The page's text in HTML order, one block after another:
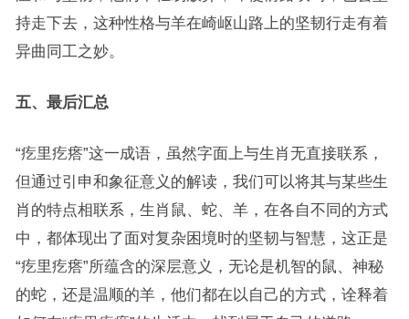
持走下去，这种性格与羊在崎岖山路上的坚韧行走有着
异曲同工之妙。
五、最后汇总
“疙里疙瘩”这一成语，虽然字面上与生肖无直接联系，
但通过引申和象征意义的解读，我们可以将其与某些生
肖的特点相联系，生肖鼠、蛇、羊，在各自不同的方式
中，都体现出了面对复杂困境时的坚韧与智慧，这正是
“疙里疙瘩”所蕴含的深层意义，无论是机智的鼠、神秘
的蛇，还是温顺的羊，他们都在以自己的方式，诠释着